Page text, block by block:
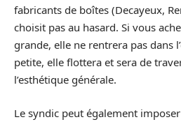
fabricants de boîtes (Decayeux,
choisit pas au hasard. Si vous
grande, elle ne rentrera pas dans
petite, elle flottera et sera de
l’esthétique générale.
Le syndic peut également